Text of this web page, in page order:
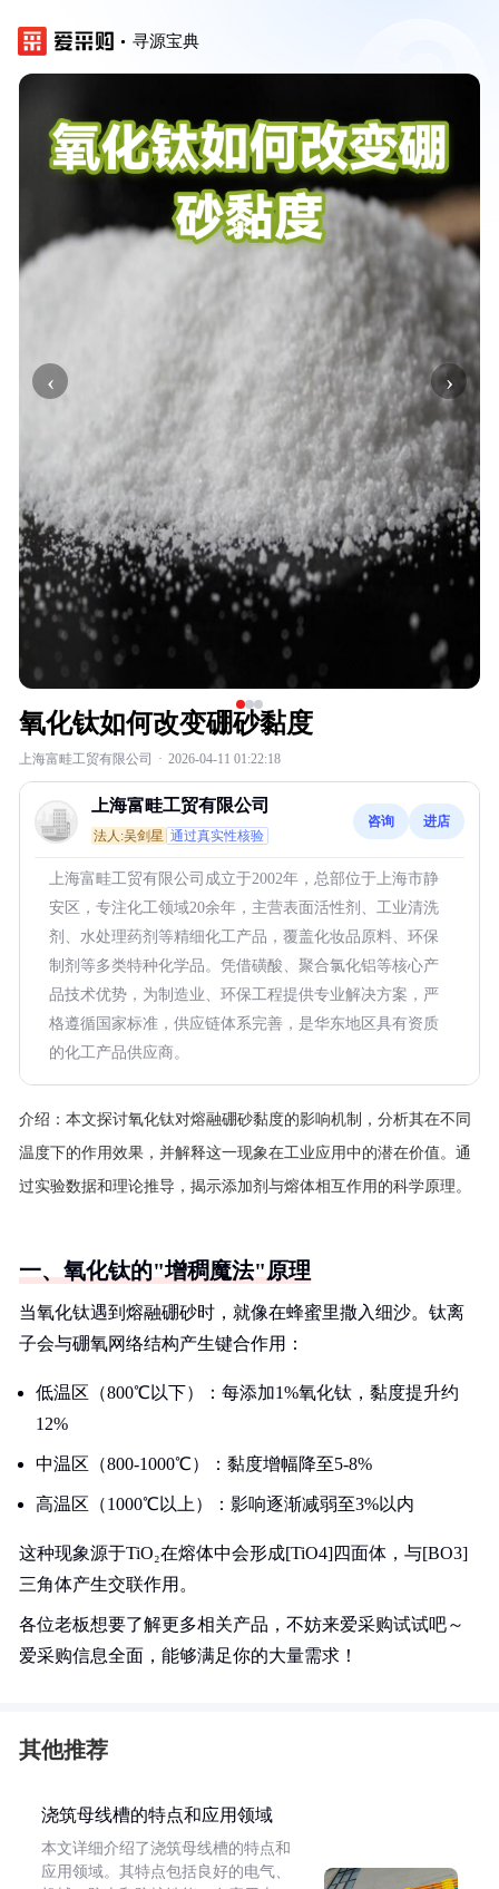
寻源宝典
‹ ›
氧化钛如何改变硼砂黏度
上海富畦工贸有限公司 · 2026-04-11 01:22:18
上海富畦工贸有限公司
法人:吴剑星 通过真实性核验
咨询 进店
上海富畦工贸有限公司成立于2002年，总部位于上海市静
安区，专注化工领域20余年，主营表面活性剂、工业清洗
剂、水处理药剂等精细化工产品，覆盖化妆品原料、环保
制剂等多类特种化学品。凭借磺酸、聚合氯化铝等核心产
品技术优势，为制造业、环保工程提供专业解决方案，严
格遵循国家标准，供应链体系完善，是华东地区具有资质
的化工产品供应商。
介绍： 本文探讨氧化钛对熔融硼砂黏度的影响机制，分析其在不同
温度下的作用效果，并解释这一现象在工业应用中的潜在价值。通
过实验数据和理论推导，揭示添加剂与熔体相互作用的科学原理。
一、氧化钛的"增稠魔法"原理
当氧化钛遇到熔融硼砂时，就像在蜂蜜里撒入细沙。钛离
子会与硼氧网络结构产生键合作用：
低温区（800℃以下）：每添加1%氧化钛，黏度提升约
12%
中温区（800-1000℃）：黏度增幅降至5-8%
高温区（1000℃以上）：影响逐渐减弱至3%以内
这种现象源于TiO₂在熔体中会形成[TiO4]四面体，与[BO3]
三角体产生交联作用。
各位老板想要了解更多相关产品，不妨来爱采购试试吧～
爱采购信息全面，能够满足你的大量需求！
其他推荐
浇筑母线槽的特点和应用领域
本文详细介绍了浇筑母线槽的特点和
应用领域。其特点包括良好的电气、